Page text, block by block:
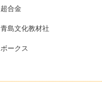
超合金
青島文化教材社
ボークス